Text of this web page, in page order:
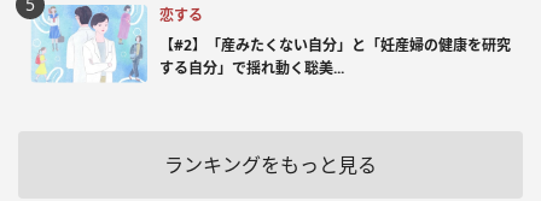
恋する
【#2】「産みたくない自分」と「妊産婦の健康を研究
する自分」で揺れ動く聡美...
ランキングをもっと見る